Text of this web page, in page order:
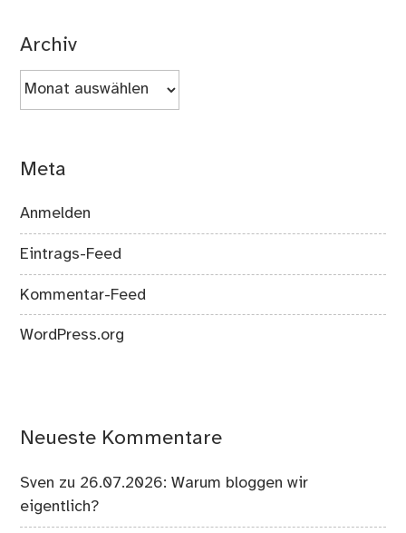
Archiv
Archiv
Meta
Anmelden
Eintrags-Feed
Kommentar-Feed
WordPress.org
Neueste Kommentare
Sven zu 26.07.2026: Warum bloggen wir
eigentlich?